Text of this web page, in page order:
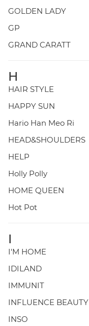
GOLDEN LADY
GP
GRAND CARATT
H
HAIR STYLE
HAPPY SUN
Hario Han Meo Ri
HEAD&SHOULDERS
HELP
Holly Polly
HOME QUEEN
Hot Pot
I
I'M HOME
IDILAND
IMMUNIT
INFLUENCE BEAUTY
INSO